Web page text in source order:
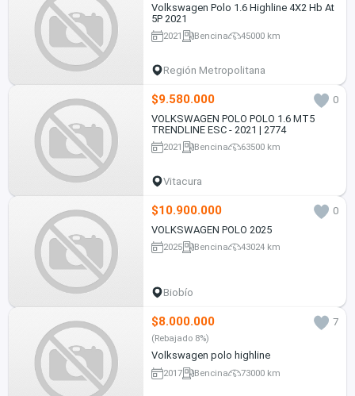
Volkswagen Polo 1.6 Highline 4X2 Hb At
5P 2021
2021 Bencina 45000 km
Región Metropolitana
$9.580.000
0
VOLKSWAGEN POLO POLO 1.6 MT5
TRENDLINE ESC - 2021 | 2774
2021 Bencina 63500 km
Vitacura
$10.900.000
0
VOLKSWAGEN POLO 2025
2025 Bencina 43024 km
Biobío
$8.000.000 7
(Rebajado 8%)
Volkswagen polo highline
2017 Bencina 73000 km